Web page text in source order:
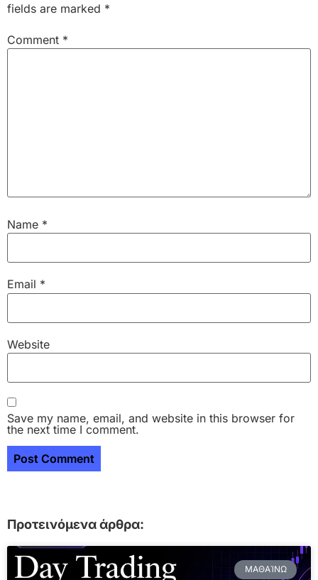
fields are marked *
Comment *
Name *
Email *
Website
Save my name, email, and website in this browser for
the next time I comment.
Προτεινόμενα άρθρα:
ΜΑΘΑΊΝΩ